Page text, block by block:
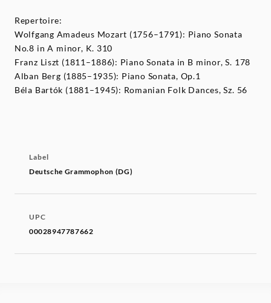
Repertoire:
Wolfgang Amadeus Mozart (1756–1791): Piano Sonata
No.8 in A minor, K. 310
Franz Liszt (1811–1886): Piano Sonata in B minor, S. 178
Alban Berg (1885–1935): Piano Sonata, Op.1
Béla Bartók (1881–1945): Romanian Folk Dances, Sz. 56
Label
Deutsche Grammophon (DG)
UPC
00028947787662